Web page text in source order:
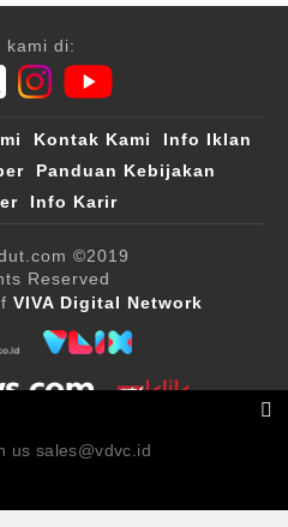
kami di:
Kontak Kami
Info Iklan
Panduan Kebijakan
Info Karir
©2019
Reserved
VIVA Digital Network
